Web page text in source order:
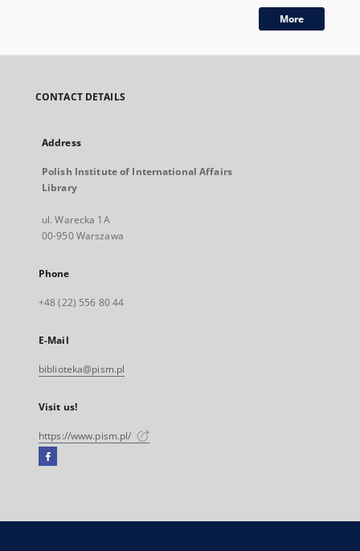
More
CONTACT DETAILS
Address
Polish Institute of International Affairs
Library
ul. Warecka 1A
00-950 Warszawa
Phone
+48 (22) 556 80 44
E-Mail
biblioteka@pism.pl
Visit us!
https://www.pism.pl/
Facebook
open